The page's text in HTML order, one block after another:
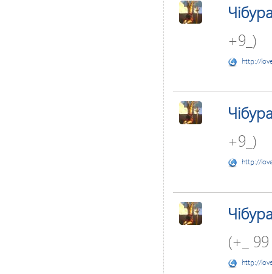
+9_)
http://
+9_)
http://
(+_ 99
http://